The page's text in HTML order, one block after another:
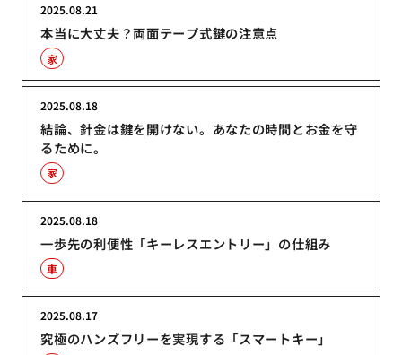
本当に大丈夫？両面テープ式鍵の注意点
2025.08.21
家
結論、針金は鍵を開けない。あなたの時間とお金を守
るために。
2025.08.18
家
一歩先の利便性「キーレスエントリー」の仕組み
2025.08.18
車
究極のハンズフリーを実現する「スマートキー」
2025.08.17